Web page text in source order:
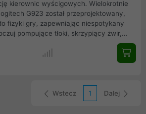
kierownic wyścigowych. Wielokrotnie
G923 został przeprojektowany,
fizyki gry, zapewniając niespotykany
pompujące tłoki, skrzypiący żwir,
przeciążenie i ostre zakręty jak nigdy
Wstecz 1 Dalej